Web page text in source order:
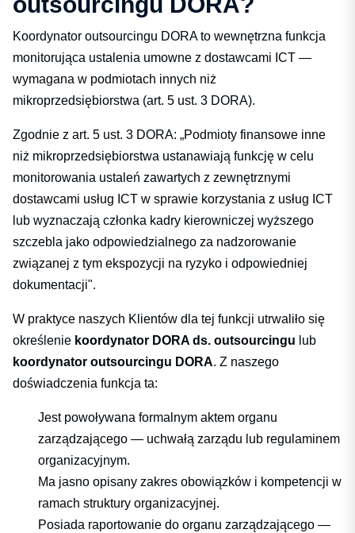
Koordynator outsourcingu DORA to wewnętrzna funkcja
monitorująca ustalenia umowne z dostawcami ICT —
wymagana w podmiotach innych niż
mikroprzedsiębiorstwa (art. 5 ust. 3 DORA).
Zgodnie z art. 5 ust. 3 DORA: „Podmioty finansowe inne
niż mikroprzedsiębiorstwa ustanawiają funkcję w celu
monitorowania ustaleń zawartych z zewnętrznymi
dostawcami usług ICT w sprawie korzystania z usług ICT
lub wyznaczają członka kadry kierowniczej wyższego
szczebla jako odpowiedzialnego za nadzorowanie
związanej z tym ekspozycji na ryzyko i odpowiedniej
dokumentacji".
W praktyce naszych Klientów dla tej funkcji utrwaliło się
określenie koordynator DORA ds. outsourcingu lub
koordynator outsourcingu DORA. Z naszego
doświadczenia funkcja ta:
Jest powoływana formalnym aktem organu
zarządzającego — uchwałą zarządu lub regulaminem
organizacyjnym.
Ma jasno opisany zakres obowiązków i kompetencji w
ramach struktury organizacyjnej.
Posiada raportowanie do organu zarządzającego —